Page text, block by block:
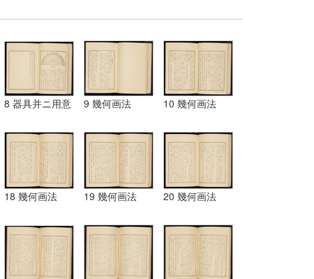
8 器具并ニ用意 9 幾何画法 10 幾何画法
18 幾何画法 19 幾何画法 20 幾何画法